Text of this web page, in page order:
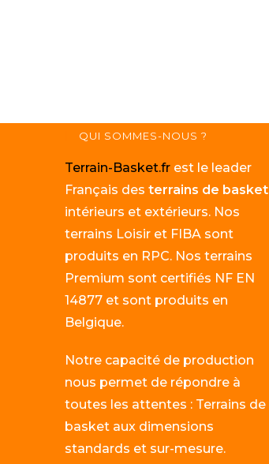
QUI SOMMES-NOUS ?
Terrain-Basket.fr est le leader
Français desterrains de basket
intérieurs et extérieurs. Nos
terrains Loisir et FIBA sont
produits en RPC. Nos terrains
Premium sont certifiés NF EN
14877 et sont produits en
Belgique.
Notre capacité de production
nous permet de répondre à
toutes les attentes : Terrains de
basket aux dimensions
standards et sur-mesure.